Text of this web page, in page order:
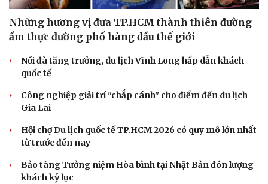
Dinh dưỡng - món ngon
Cây thuốc
Sản phụ khoa
Nhi khoa
Tình yêu - Gia đình
Những hương vị đưa TP.HCM thành thiên đường
ẩm thực đường phố hàng đầu thế giới
Nối đà tăng trưởng, du lịch Vĩnh Long hấp dẫn khách
quốc tế
Công nghiệp giải trí "chắp cánh" cho điểm đến du lịch
Gia Lai
Hội chợ Du lịch quốc tế TP.HCM 2026 có quy mô lớn nhất
từ trước đến nay
Bảo tàng Tưởng niệm Hòa bình tại Nhật Bản đón lượng
khách kỷ lục